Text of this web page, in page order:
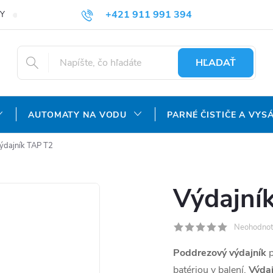
+421 911 991 394
info@aquatechnology.sk
REKLAMAČNÝ PORIADOK OCHRANA OSOBNÝCH ÚDAJOV
HĽADAŤ
AUTOMATY NA VODU PARNÉ ČISTIČE A
TAP T2
Poddrezový výdajník
batériou v balení.